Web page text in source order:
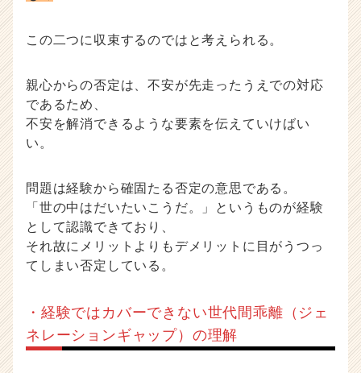
この二つに収束するのではと考えられる。
親心からの否定は、不安が先走ったうえでの対応
であるため、
不安を解消できるような要素を伝えていけばい
い。
問題は経験から確固たる否定の意思である。
「世の中はだいたいこうだ。」というものが経験
として認識できており、
それ故にメリットよりもデメリットに目がうつっ
てしまい否定している。
・経験ではカバーできない世代間乖離（ジェ
ネレーションギャップ）の理解